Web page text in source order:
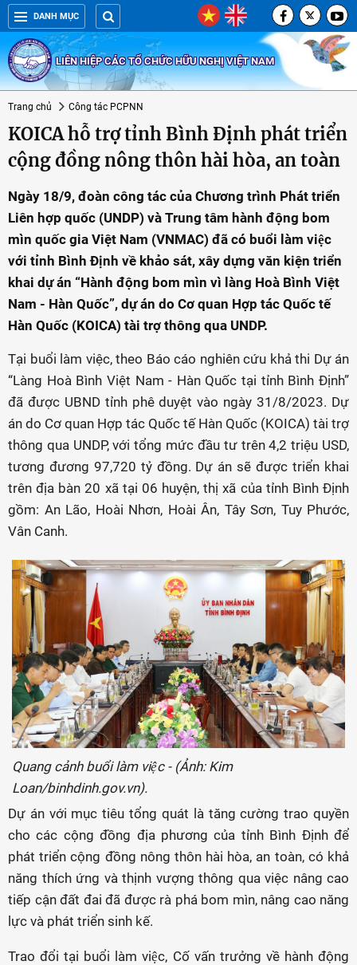
DANH MỤC
LIÊN HIỆP CÁC TỔ CHỨC HỮU NGHỊ VIỆT NAM
Trang chủ Công tác PCPNN
KOICA hỗ trợ tỉnh Bình Định phát triển
cộng đồng nông thôn hài hòa, an toàn
Ngày 18/9, đoàn công tác của Chương trình Phát triển
Liên hợp quốc (UNDP) và Trung tâm hành động bom
mìn quốc gia Việt Nam (VNMAC) đã có buổi làm việc
với tỉnh Bình Định về khảo sát, xây dựng văn kiện triển
khai dự án “Hành động bom mìn vì làng Hoà Bình Việt
Nam - Hàn Quốc”, dự án do Cơ quan Hợp tác Quốc tế
Hàn Quốc (KOICA) tài trợ thông qua UNDP.
Tại buổi làm việc, theo Báo cáo nghiên cứu khả thi Dự án
“Làng Hoà Bình Việt Nam - Hàn Quốc tại tỉnh Bình Định”
đã được UBND tỉnh phê duyệt vào ngày 31/8/2023. Dự
án do Cơ quan Hợp tác Quốc tế Hàn Quốc (KOICA) tài trợ
thông qua UNDP, với tổng mức đầu tư trên 4,2 triệu USD,
tương đương 97,720 tỷ đồng. Dự án sẽ được triển khai
trên địa bàn 20 xã tại 06 huyện, thị xã của tỉnh Bình Định
gồm: An Lão, Hoài Nhơn, Hoài Ân, Tây Sơn, Tuy Phước,
Vân Canh.
Quang cảnh buổi làm việc - (Ảnh: Kim
Loan/binhdinh.gov.vn).
Dự án với mục tiêu tổng quát là tăng cường trao quyền
cho các cộng đồng địa phương của tỉnh Bình Định để
phát triển cộng đồng nông thôn hài hòa, an toàn, có khả
năng thích ứng và thịnh vượng thông qua việc nâng cao
tiếp cận đất đai đã được rà phá bom mìn, nâng cao năng
lực và phát triển sinh kế.
Trao đổi tại buổi làm việc, Cố vấn trưởng về hành động